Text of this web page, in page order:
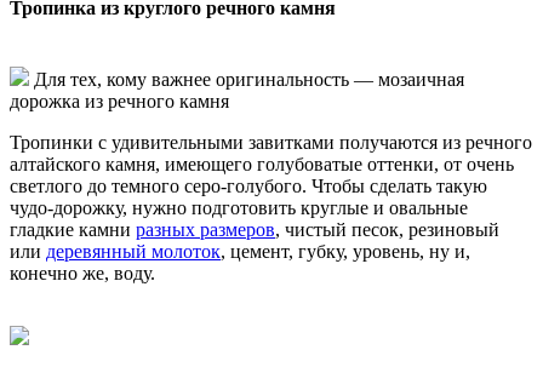
Тропинка из круглого речного камня
Для тех, кому важнее оригинальность — мозаичная
дорожка из речного камня
Тропинки с удивительными завитками получаются из речного
алтайского камня, имеющего голубоватые оттенки, от очень
светлого до темного серо-голубого. Чтобы сделать такую
чудо-дорожку, нужно подготовить круглые и овальные
гладкие камни разных размеров, чистый песок, резиновый
или деревянный молоток, цемент, губку, уровень, ну и,
конечно же, воду.